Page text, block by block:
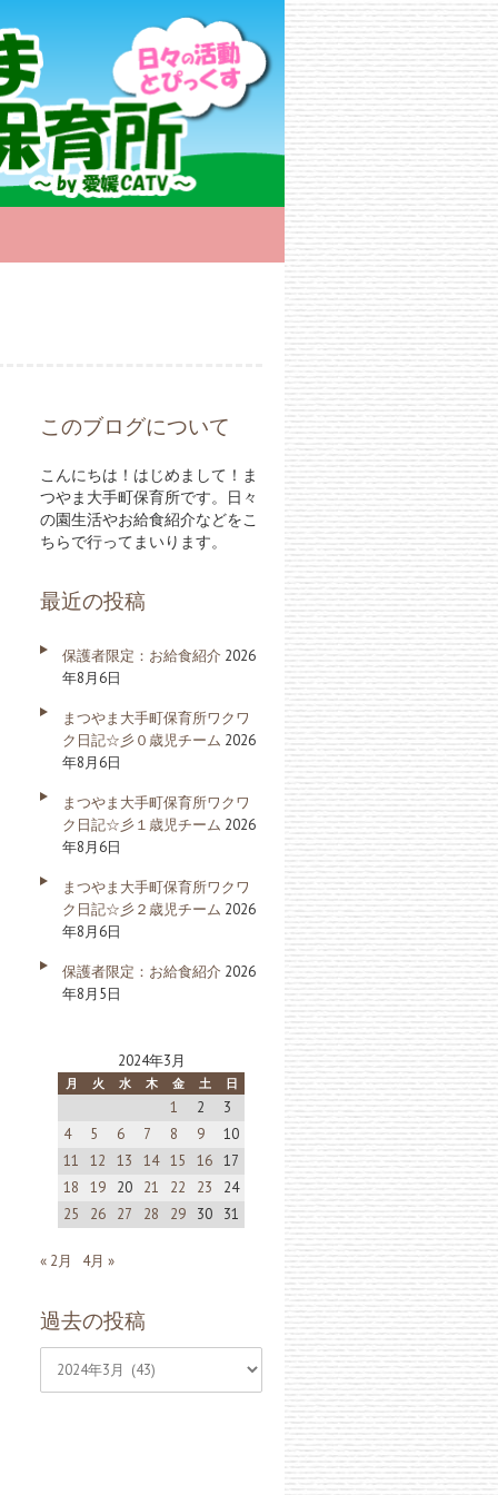
このブログについて
こんにちは！はじめまして！ま
つやま大手町保育所です。日々
の園生活やお給食紹介などをこ
ちらで行ってまいります。
最近の投稿
保護者限定：お給食紹介 2026
年8月6日
まつやま大手町保育所ワクワ
ク日記☆彡０歳児チーム 2026
年8月6日
まつやま大手町保育所ワクワ
ク日記☆彡１歳児チーム 2026
年8月6日
まつやま大手町保育所ワクワ
ク日記☆彡２歳児チーム 2026
年8月6日
保護者限定：お給食紹介 2026
年8月5日
2024年3月
月 火 水 木 金 土 日
1 2
3
4
5 6 7 8 9
10
11
12 13 14 15 16 17
18
19 20 21 22 23
24
25
26 27 28 29 30 31
« 2月 4月 »
過去の投稿
過